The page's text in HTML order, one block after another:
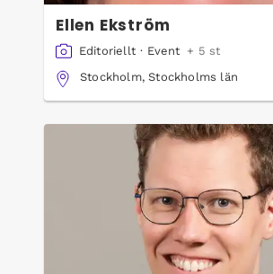
Ellen Ekström
Editoriellt · Event + 5 st
Stockholm, Stockholms län